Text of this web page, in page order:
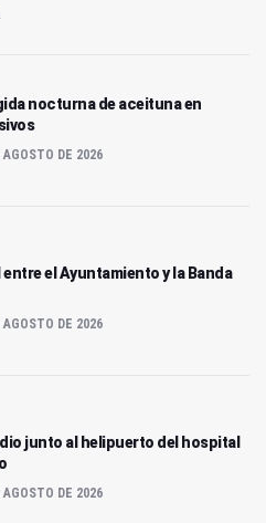
nocturna de aceituna en
AGOSTO DE 2026
el Ayuntamiento y la Banda
AGOSTO DE 2026
junto al helipuerto del hospital
AGOSTO DE 2026